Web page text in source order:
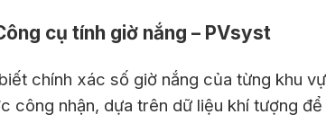
cụ tính giờ nắng – PVsyst
chính xác số giờ nắng của từng khu
công nhận, dựa trên dữ liệu khí tượng